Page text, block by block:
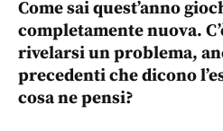
Come sai quest’anno
completamente nuova.
rivelarsi un problema,
precedenti che dicono
cosa ne pensi?